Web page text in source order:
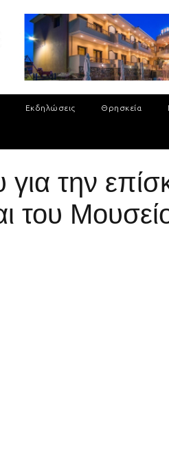
Εκδηλώσεις Θρησκεία
την
του